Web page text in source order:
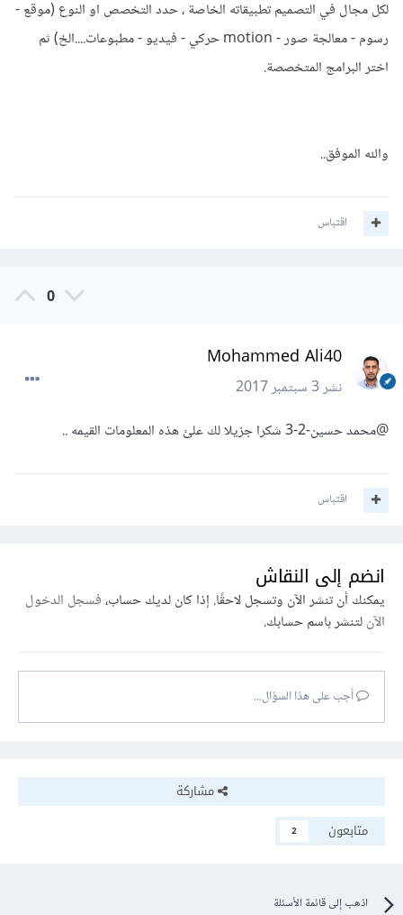
لكل مجال في التصميم تطبيقاته الخاصة ، حدد التخصص او النوع (موقع -
رسوم - معالجة صور - motion حركي - فيديو - مطبوعات....الخ) ثم
اختر البرامج المتخصصة.
والله الموفق..
اقتباس
0
Mohammed Ali40
نشر3 سبتمبر 2017
@محمد حسين-2-3
شكرا جزيلا لك علئ هذه المعلومات القيمه ..
اقتباس
انضم إلى النقاش
يمكنك أن تنشر الآن وتسجل لاحقًا. إذا كان لديك حساب،فسجل الدخول
الآنلتنشر باسم حسابك.
أجب على هذا السؤال...
مشاركة
متابعون
2
اذهب إلى قائمة الأسئلة